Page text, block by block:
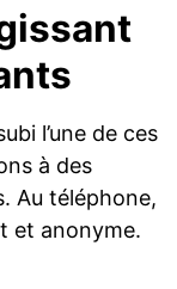
l’une de ces
à des
Au téléphone,
et anonyme.